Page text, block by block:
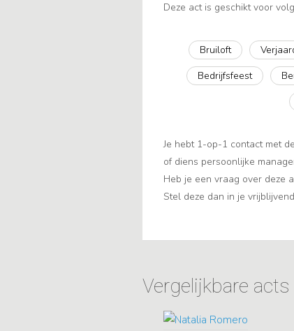
Deze act is geschikt voor
Bruiloft
Bedrijfsfeest
Je hebt 1-op-1 contact met
of diens persoonlijke
Heb je een vraag over deze
Stel deze dan in je
Vergelijkbare acts